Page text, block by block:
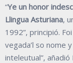
“Ye un honor
Llingua Asturiana,
1992”, principió.
vegada’l so nome
inteleutual”, añadió